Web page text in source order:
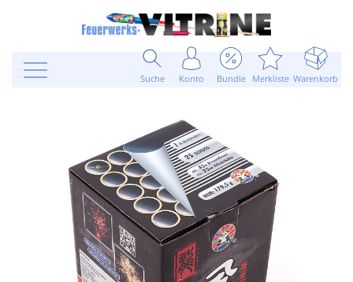
Suche Konto Bundle Merkliste Warenkorb